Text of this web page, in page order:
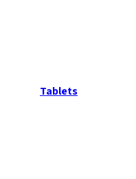
Tablets